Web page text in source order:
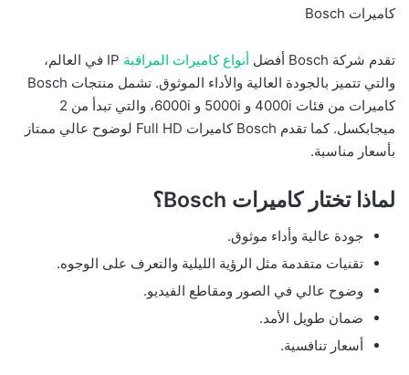
كاميرات Bosch
تقدم شركة Bosch أفضل أنواع كاميرات المراقبة
IP في العالم،
والتي تتميز بالجودة العالية والأداء الموثوق. تشمل منتجات Bosch
كاميرات من فئات 4000i و 5000i و 6000i، والتي تبدأ من 2
ميجابكسل. كما تقدم Bosch كاميرات Full HD لوضوح عالي ممتاز
بأسعار مناسبة.
لماذا تختار كاميرات Bosch؟
جودة عالية وأداء موثوق.
تقنيات متقدمة مثل الرؤية الليلية والتعرف على الوجوه.
وضوح عالي في الصور ومقاطع الفيديو.
ضمان طويل الأمد.
أسعار تنافسية.